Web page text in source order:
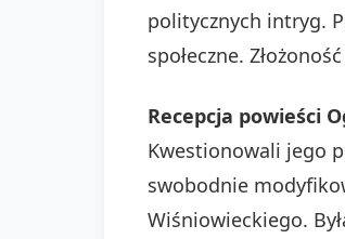
politycznych intryg.
społeczne.
Recepcja powieści
Kwestionowali jego
swobodnie
Wiśniowieckiego.